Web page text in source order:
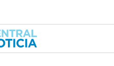
Central